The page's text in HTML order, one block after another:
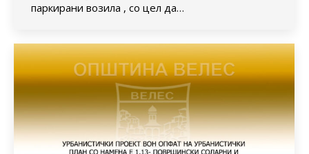
паркирани возила , со цел да…